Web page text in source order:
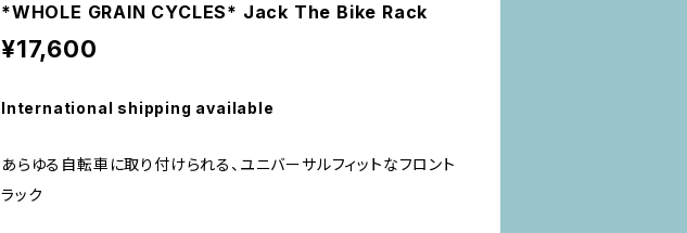
*WHOLE GRAIN CYCLES* Jack The Bike Rack
¥17,600
International shipping available
あらゆる自転車に取り付けられる、ユニバーサルフィットなフロント
ラック